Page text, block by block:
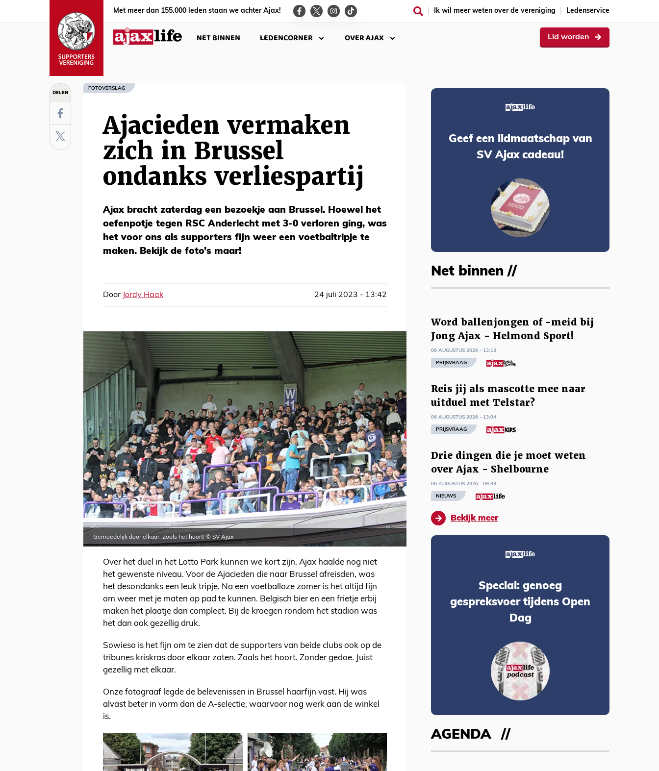
Met meer dan 155.000 leden staan we achter Ajax! Ik wil meer weten over de vereniging Ledenservice
NET BINNEN LEDENCORNER OVER AJAX Lid worden
DELEN FOTOVERSLAG
Ajacieden vermaken
zich in Brussel
ondanks verliespartij
Ajax bracht zaterdag een bezoekje aan Brussel. Hoewel het
oefenpotje tegen RSC Anderlecht met 3-0 verloren ging, was
het voor ons als supporters fijn weer een voetbaltripje te
maken. Bekijk de foto’s maar!
Door Jordy Haak 24 juli 2023 - 13:42
Gemoedelijk door elkaar. Zoals het hoort! © SV Ajax
Over het duel in het Lotto Park kunnen we kort zijn. Ajax haalde nog niet
het gewenste niveau. Voor de Ajacieden die naar Brussel afreisden, was
het desondanks een leuk tripje. Na een voetballoze zomer is het altijd fijn
om weer met je maten op pad te kunnen. Belgisch bier en een frietje erbij
maken het plaatje dan compleet. Bij de kroegen rondom het stadion was
het dan ook gezellig druk.
Sowieso is het fijn om te zien dat de supporters van beide clubs ook op de
tribunes kriskras door elkaar zaten. Zoals het hoort. Zonder gedoe. Juist
gezellig met elkaar.
Onze fotograaf legde de belevenissen in Brussel haarfijn vast. Hij was
alvast beter in vorm dan de A-selectie, waarvoor nog werk aan de winkel
is.
Geef een lidmaatschap van
SV Ajax cadeau!
Net binnen //
Word ballenjongen of -meid bij
Jong Ajax - Helmond Sport!
06 AUGUSTUS 2026 - 13:13
PRIJSVRAAG
Reis jij als mascotte mee naar
uitduel met Telstar?
06 AUGUSTUS 2026 - 13:04
PRIJSVRAAG
Drie dingen die je moet weten
over Ajax - Shelbourne
06 AUGUSTUS 2026 - 09:33
NIEUWS
Bekijk meer
Special: genoeg
gespreksvoer tijdens Open
Dag
AGENDA